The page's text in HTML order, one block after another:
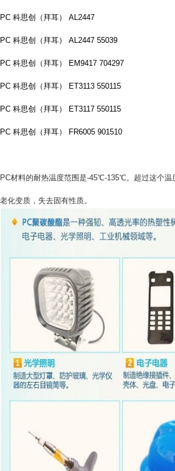
PC 科思创（拜耳） AL2447
PC 科思创（拜耳） AL2447 55039
PC 科思创（拜耳） EM9417 704297
PC 科思创（拜耳） ET3113 550115
PC 科思创（拜耳） ET3117 550115
PC 科思创（拜耳） FR6005 901510
PC材料的耐热温度范围是-45℃-135℃。超过这个温
老化变质，失去固有性质。